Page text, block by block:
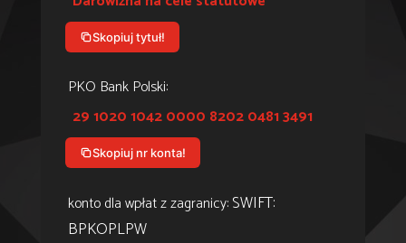
Skopiuj tytuł!
PKO Bank Polski:
29 1020 1042 0000 8202 0481 3491
Skopiuj nr konta!
konto dla wpłat z zagranicy:SWIFT:
BPKOPLPW